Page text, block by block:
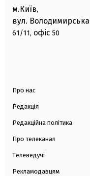
м.Київ,
вул. Володимирська
61/11, офіс 50
Про нас
Редакція
Редакційна політика
Про телеканал
Телеведучі
Рекламодавцям